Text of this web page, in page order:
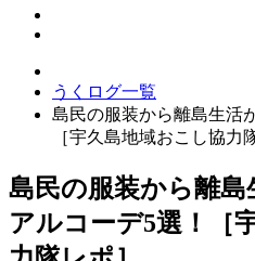
うくログ一覧
島民の服装から離島生活
［宇久島地域おこし協力
島民の服装から離島
アルコーデ5選！［